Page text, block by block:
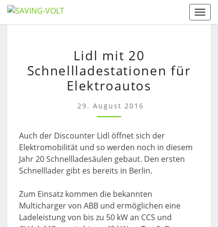
Skip
to
MIT
20
FÜR
ELEKTROAUTOS
Lidl mit 20
Schnellladestationen für
Elektroautos
29. August 2016
Auch der Discounter Lidl öffnet sich der
Elektromobilität und so werden noch in diesem
Jahr 20 Schnellladesäulen gebaut. Den ersten
Schnelllader gibt es bereits in Berlin.
Zum Einsatz kommen die bekannten
Multicharger von ABB und ermöglichen eine
Ladeleistung von bis zu 50 kW an CCS und